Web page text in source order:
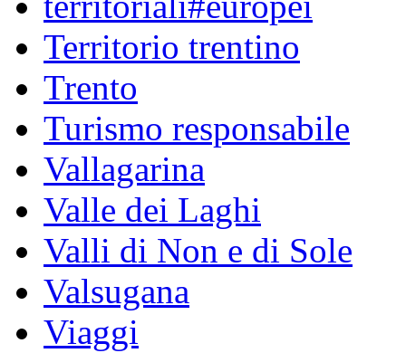
Territorio trentino
Trento
Turismo responsabile
Vallagarina
Valle dei Laghi
Valli di Non e di Sole
Valsugana
Viaggi